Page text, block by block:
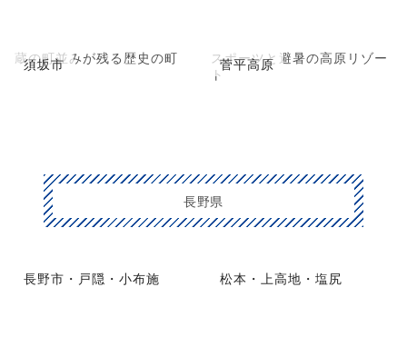
須坂市
蔵の町並みが残る歴史の町 菅平高原
スポーツと避暑の高原リゾー
ト
長野県
長野市・戸隠・小布施 松本・上高地・塩尻